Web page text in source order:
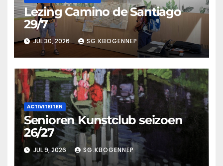
Lezing Camino de Santiago
29/7
JUL 30, 2026 SG.KBOGENNEP
ACTIVITEITEN
Senioren Kunstclub seizoen
26/27
JUL 9, 2026 SG.KBOGENNEP